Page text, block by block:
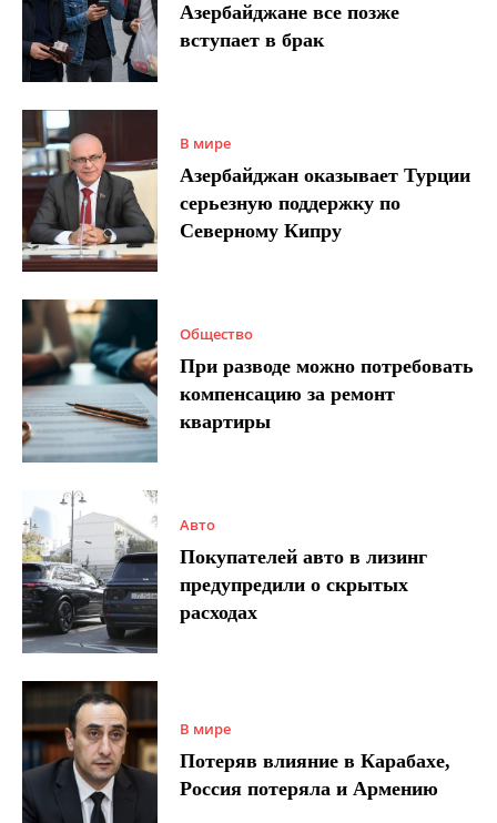
Азербайджане все позже
вступает в брак
В мире
Азербайджан оказывает Турции
серьезную поддержку по
Северному Кипру
Общество
При разводе можно потребовать
компенсацию за ремонт
квартиры
Авто
Покупателей авто в лизинг
предупредили о скрытых
расходах
В мире
Потеряв влияние в Карабахе,
Россия потеряла и Армению